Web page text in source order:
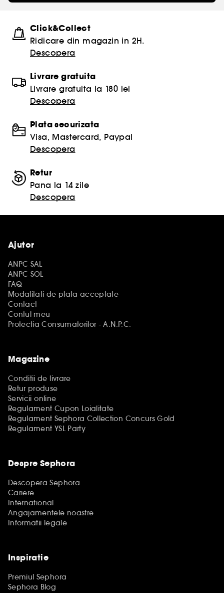
Click&Collect
Ridicare din magazin in 2H.
Descopera
Livrare gratuita
Livrare gratuita la 180 lei
Descopera
Plata securizata
Visa, Mastercard, Paypal
Descopera
Retur
Pana la 14 zile
Descopera
Ajutor
ANPC SAL
ANPC SOL
FAQ
Modalitati de plata acceptate
Contact
Contul meu
Protectia Consumatorilor - A.N.P.C.
Magazine
Conditii de livrare
Retur produse
Servicii online
Regulament Cupon Loialitate
Regulament Sephora Collection Concurs Gold
Regulament YSL Party
Despre Sephora
Descopera Sephora
Cariere
International
Angajamentele noastre
Informatii legale
Inspiratie
Premiul Sephora
Sephora Blog